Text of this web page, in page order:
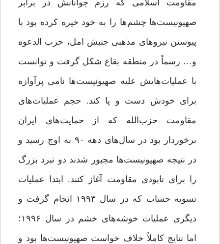
مقاومت اسلامی که رزم جوانانش در برابر
صهیونیست‌ها چشم‌ها را به خود خیره کرده بود با
پیوستن نیروهای مذهبی جنبش امل، حزب الدعوه
و… رسماً در منطقه بقاع شکل گرفت و توانست
با عملیات‌هایش علیه صهیونیست‌ها نامی پرآوازه
برای خودش دست و پا کند. حجم عملیات‌های
مقاومت حزب‌الله که از حمایت‌های ایران
برخوردار بود در سال‌های دهه ۹۰ به اوج رسید و
در نتیجه صهیونیست‌ها مجبور شدند دو نبرد بزرگ
را برای نابودی مقاومت آغاز کنند. ابتدا عملیات
تسویه حساب که در سال ۱۹۹۳ انجام گرفت و
دیگری عملیات خوشه‌های خشم در سال ۱۹۹۶؛
اما نتایج کاملاً خلاف خواست صهیونیست‌ها بود و